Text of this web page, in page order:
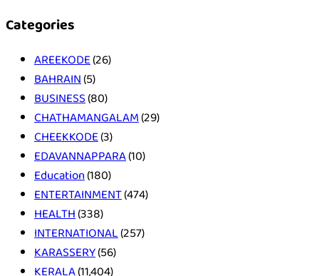
Categories
AREEKODE(26)
BAHRAIN(5)
BUSINESS(80)
CHATHAMANGALAM(29)
CHEEKKODE(3)
EDAVANNAPPARA(10)
Education(180)
ENTERTAINMENT(474)
HEALTH(338)
INTERNATIONAL(257)
KARASSERY(56)
KERALA(11,404)